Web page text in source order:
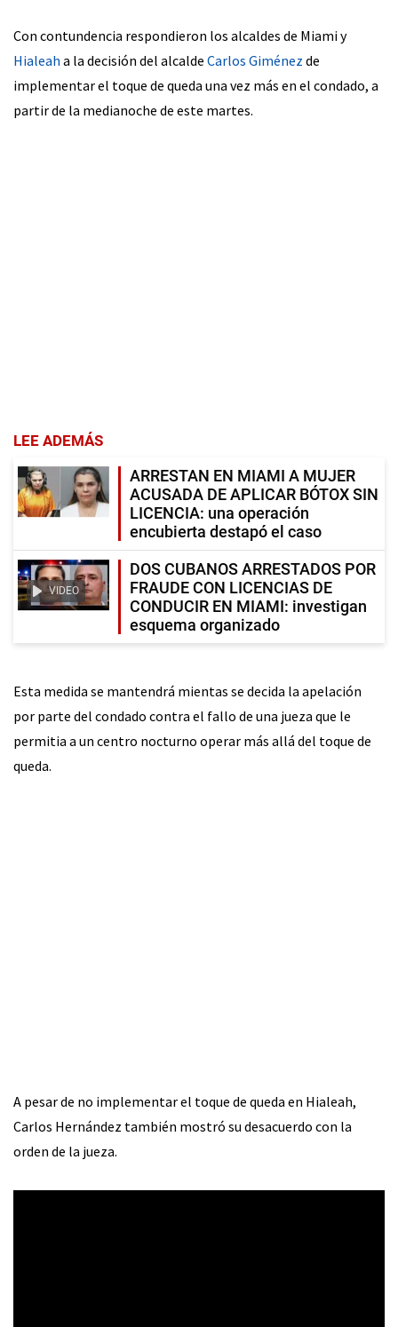
Con contundencia respondieron los alcaldes de Miami y
Hialeah a la decisión del alcalde Carlos Giménez de
implementar el toque de queda una vez más en el condado, a
partir de la medianoche de este martes.
LEE ADEMÁS
ARRESTAN EN MIAMI A MUJER
ACUSADA DE APLICAR BÓTOX SIN
LICENCIA: una operación
encubierta destapó el caso
VIDEO
DOS CUBANOS ARRESTADOS POR
FRAUDE CON LICENCIAS DE
CONDUCIR EN MIAMI: investigan
esquema organizado
Esta medida se mantendrá mientas se decida la apelación
por parte del condado contra el fallo de una jueza que le
permitia a un centro nocturno operar más allá del toque de
queda.
A pesar de no implementar el toque de queda en Hialeah,
Carlos Hernández también mostró su desacuerdo con la
orden de la jueza.